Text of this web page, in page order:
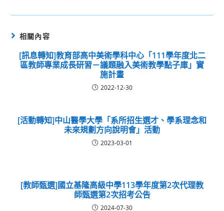
相關內容
[訊息轉知]教育部高中美術學科中心「111學年度北二
區教師專業成長研習－議題融入美術教學點子庫」實
施計畫
2022-12-30
[活動轉知]中山醫學大學「系所招生選才、學系理念和
未來規劃方向說明會」活動
2023-03-01
[教師甄選]國立基隆高級中學113學年度第2次代理教
師甄選第2次招考公告
2024-07-30